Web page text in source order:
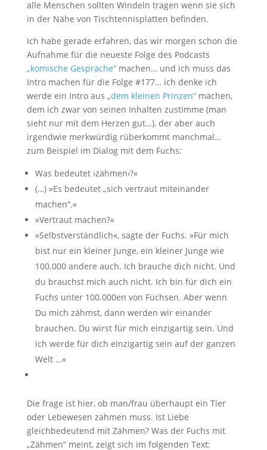
alle Menschen sollten Windeln tragen wenn sie sich
in der Nähe von Tischtennisplatten befinden.
Ich habe gerade erfahren, das wir morgen schon die
Aufnahme für die neueste Folge des Podcasts
„komische Gespräche“machen… und ich muss das
Intro machen für die Folge #177… ich denke ich
werde ein Intro aus „dem kleinen Prinzen“machen,
dem ich zwar von seinen Inhalten zustimme (man
sieht nur mit dem Herzen gut…), der aber auch
irgendwie merkwürdig rüberkommt manchmal…
zum Beispiel im Dialog mit dem Fuchs:
Was bedeutet ›zähmen‹?«
(…) »Es bedeutet „sich vertraut miteinander
machen“.«
»Vertraut machen?«
»Selbstverständlich«, sagte der Fuchs. »Für mich
bist nur ein kleiner Junge, ein kleiner Junge wie
100.000 andere auch. Ich brauche dich nicht. Und
du brauchst mich auch nicht. Ich bin für dich ein
Fuchs unter 100.000en von Füchsen. Aber wenn
Du mich zähmst, dann werden wir einander
brauchen. Du wirst für mich einzigartig sein. Und
ich werde für dich einzigartig sein auf der ganzen
Welt …«
Die frage ist hier, ob man/frau überhaupt ein Tier
oder Lebewesen zähmen muss. Ist Liebe
gleichbedeutend mit Zähmen? Was der Fuchs mit
„Zähmen“ meint, zeigt sich im folgenden Text: